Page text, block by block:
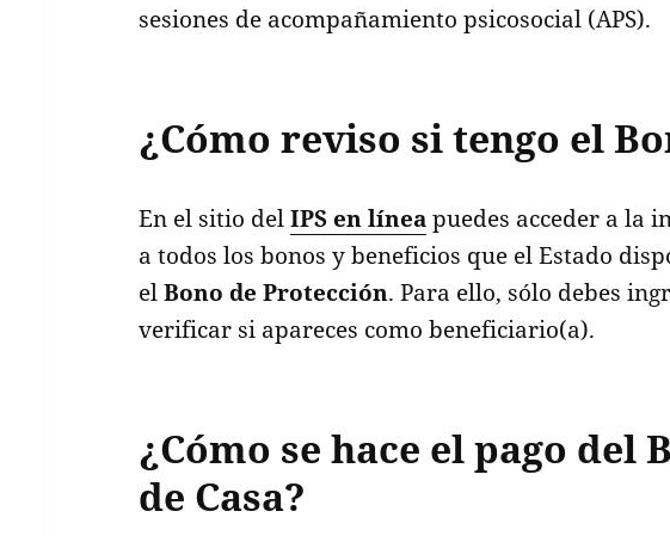
sesiones de acompañamiento psicosocial (APS).
¿Cómo reviso si tengo el
En el sitio delIPS en líneapuedes acceder a la
a todos los bonos y beneficios que el Estado
elBono de Protección. Para ello, sólo debes
verificar si apareces como beneficiario(a).
¿Cómo se hace el pago del
de Casa?